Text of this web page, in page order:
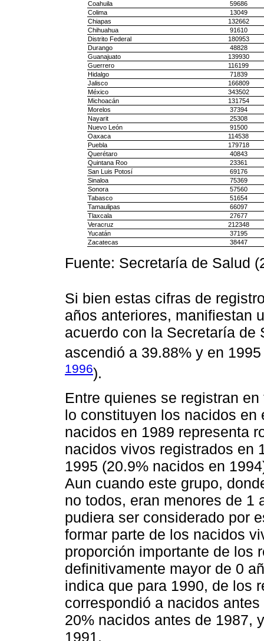
Coahuila
59686
Colima
13049
Chiapas
132662
Chihuahua
91610
Distrito Federal
180953
Durango
48828
Guanajuato
139930
Guerrero
116199
Hidalgo
71839
Jalisco
166809
México
343502
Michoacán
131754
Morelos
37394
Nayarit
25308
Nuevo León
91500
Oaxaca
114538
Puebla
179718
Querétaro
40843
Quintana Roo
23361
San Luis Potosí
69176
Sinaloa
75369
Sonora
57560
Tabasco
51654
Tamaulipas
66097
Tlaxcala
27677
Veracruz
212348
Yucatán
37195
Zacatecas
38447
Fuente: Secretaría de Salud
Si bien estas cifras de
años anteriores, manifiestan
acuerdo con la Secretaría de
ascendió a 39.88% y en
1996).
Entre quienes se registran
lo constituyen los nacidos
nacidos en 1989 representa
nacidos vivos registrados en
1995 (20.9% nacidos en
Aun cuando este grupo,
no todos, eran menores de 1
pudiera ser considerado por
formar parte de los nacidos
proporción importante de los
definitivamente mayor de 0
indica que para 1990, de los
correspondió a nacidos
20% nacidos antes de 1987,
1991.